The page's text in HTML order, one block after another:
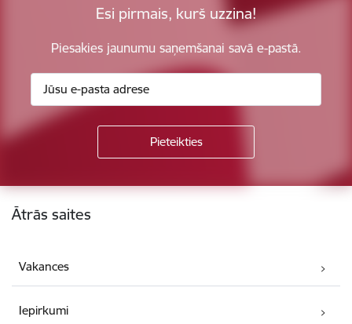
Esi pirmais, kurš uzzina!
Piesakies jaunumu saņemšanai savā e-pastā.
Kājene
Ātrās saites
Vakances
Iepirkumi